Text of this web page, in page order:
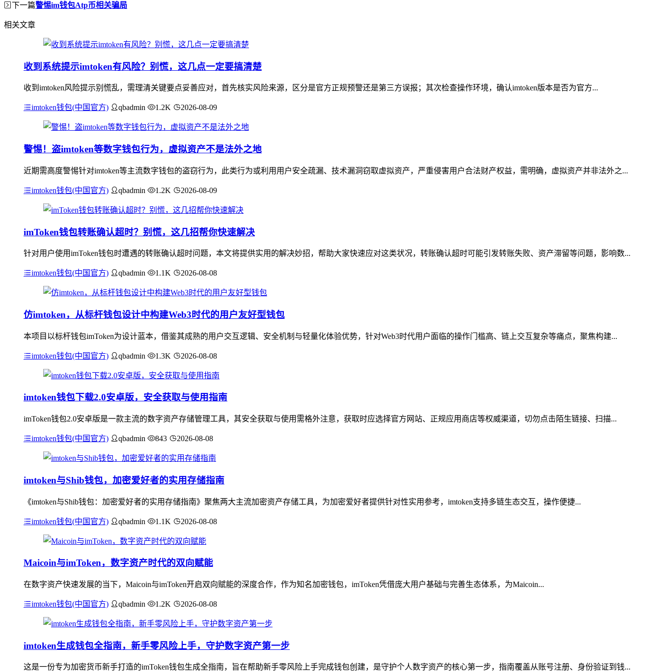
下一篇警惕im钱包Atp币相关骗局
相关文章
收到系统提示imtoken有风险？别慌，这几点一定要搞清楚
收到imtoken风险提示别慌乱，需理清关键要点妥善应对，首先核实风险来源，区分是官方正规预警还是第三方误报；其次检查操作环境，确认imtoken版本是否为官方...
imtoken钱包(中国官方) qbadmin 1.2K 2026-08-09
警惕！盗imtoken等数字钱包行为，虚拟资产不是法外之地
近期需高度警惕针对imtoken等主流数字钱包的盗窃行为，此类行为或利用用户安全疏漏、技术漏洞窃取虚拟资产，严重侵害用户合法财产权益，需明确，虚拟资产并非法外之...
imtoken钱包(中国官方) qbadmin 1.2K 2026-08-09
imToken钱包转账确认超时？别慌，这几招帮你快速解决
针对用户使用imToken钱包时遭遇的转账确认超时问题，本文将提供实用的解决妙招，帮助大家快速应对这类状况，转账确认超时可能引发转账失败、资产滞留等问题，影响数...
imtoken钱包(中国官方) qbadmin 1.1K 2026-08-08
仿imtoken，从标杆钱包设计中构建Web3时代的用户友好型钱包
本项目以标杆钱包imToken为设计蓝本，借鉴其成熟的用户交互逻辑、安全机制与轻量化体验优势，针对Web3时代用户面临的操作门槛高、链上交互复杂等痛点，聚焦构建...
imtoken钱包(中国官方) qbadmin 1.3K 2026-08-08
imtoken钱包下载2.0安卓版，安全获取与使用指南
imToken钱包2.0安卓版是一款主流的数字资产存储管理工具，其安全获取与使用需格外注意，获取时应选择官方网站、正规应用商店等权威渠道，切勿点击陌生链接、扫描...
imtoken钱包(中国官方) qbadmin 843 2026-08-08
imtoken与Shib钱包，加密爱好者的实用存储指南
《imtoken与Shib钱包：加密爱好者的实用存储指南》聚焦两大主流加密资产存储工具，为加密爱好者提供针对性实用参考，imtoken支持多链生态交互，操作便捷...
imtoken钱包(中国官方) qbadmin 1.1K 2026-08-08
Maicoin与imToken，数字资产时代的双向赋能
在数字资产快速发展的当下，Maicoin与imToken开启双向赋能的深度合作，作为知名加密钱包，imToken凭借庞大用户基础与完善生态体系，为Maicoin...
imtoken钱包(中国官方) qbadmin 1.2K 2026-08-08
imtoken生成钱包全指南，新手零风险上手，守护数字资产第一步
这是一份专为加密货币新手打造的imToken钱包生成全指南，旨在帮助新手零风险上手完成钱包创建，是守护个人数字资产的核心第一步，指南覆盖从账号注册、身份验证到钱...